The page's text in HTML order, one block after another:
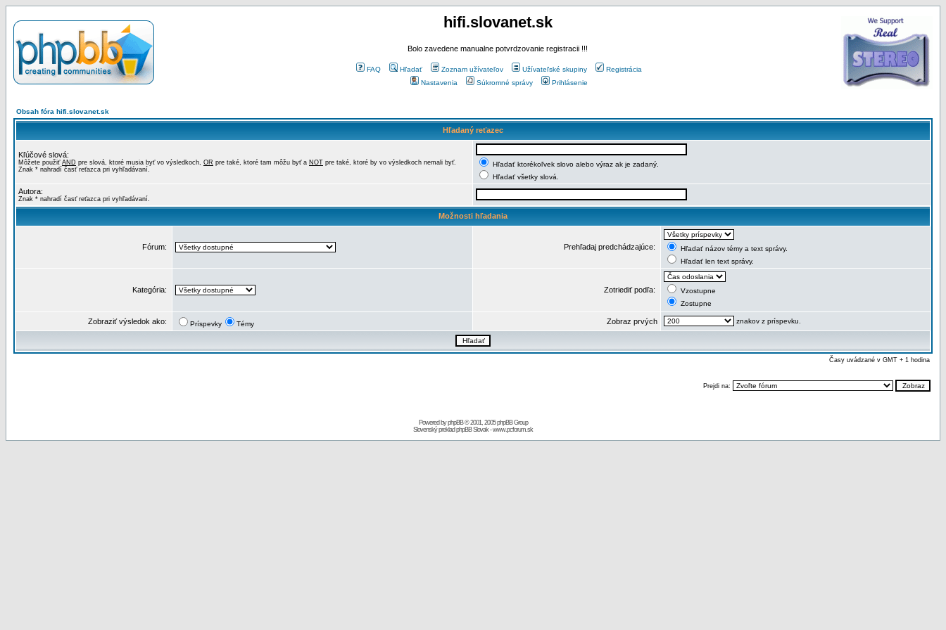
hifi.slovanet.sk
Bolo zavedene manualne potvrdzovanie registracii !!!
FAQ Hľadať Zoznam užívateľov Užívateľské skupiny
Registrácia
Nastavenia
Súkromné správy Prihlásenie
Obsah fóra hifi.slovanet.sk
Hľadaný reťazec
Kľúčové slová:
Môžete použiť AND pre slová, ktoré musia byť vo výsledkoch, OR pre také, ktoré tam môžu byť a NOT pre také, ktoré by vo výsledkoch nemali byť.
Znak * nahradí časť reťazca pri vyhľadávaní.
Hľadať ktorékoľvek slovo alebo výraz ak je zadaný.
Hľadať všetky slová.
Autora:
Znak * nahradí časť reťazca pri vyhľadávaní.
Možnosti hľadania
Fórum: Prehľadaj predchádzajúce:
Hľadať názov témy a text správy.
Hľadať len text správy.
Kategória: Zotriediť podľa:
Vzostupne
Zostupne
Zobraziť výsledok ako: Príspevky Témy Zobraz prvých znakov z príspevku.
Časy uvádzané v GMT + 1 hodina
Prejdi na:
Powered byphpBB© 2001, 2005 phpBB Group
Slovenský preklad phpBB Slovak-www.pcforum.sk